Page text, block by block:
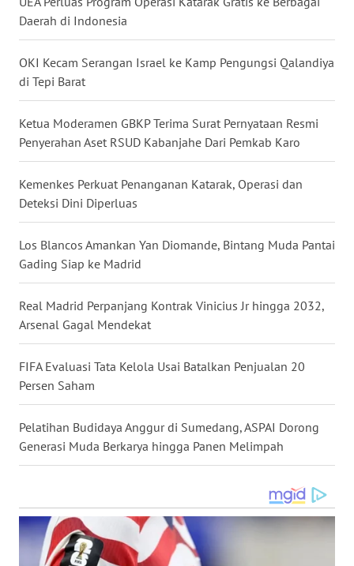
Daerah di Indonesia
OKI Kecam Serangan Israel ke Kamp Pengungsi Qalandiya
di Tepi Barat
Ketua Moderamen GBKP Terima Surat Pernyataan Resmi
Penyerahan Aset RSUD Kabanjahe Dari Pemkab Karo
Kemenkes Perkuat Penanganan Katarak, Operasi dan
Deteksi Dini Diperluas
Los Blancos Amankan Yan Diomande, Bintang Muda Pantai
Gading Siap ke Madrid
Real Madrid Perpanjang Kontrak Vinicius Jr hingga 2032,
Arsenal Gagal Mendekat
FIFA Evaluasi Tata Kelola Usai Batalkan Penjualan 20
Persen Saham
Pelatihan Budidaya Anggur di Sumedang, ASPAI Dorong
Generasi Muda Berkarya hingga Panen Melimpah
WN
WN
WN
WN
SULSEL
WN
GORONTALO
WN
SULUT
WN
MALUKU
WN
MALUT
WN